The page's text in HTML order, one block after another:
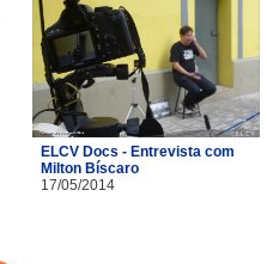
ELCV Docs - Entrevista com
Milton Bíscaro
17/05/2014